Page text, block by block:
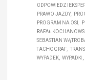
ODPOWIEDZI
PRAWO JAZDY
PROGRAM NA OSI
RAFAŁ
SEBASTIAN
TACHOGRAF
WYPADEK
WYPADKI